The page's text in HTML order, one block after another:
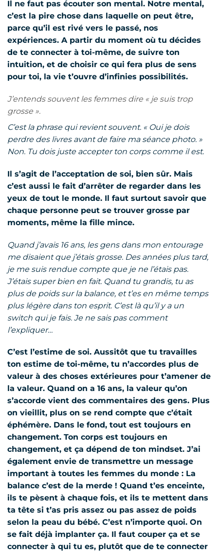
Il ne faut pas écouter son mental. Notre mental,
c’est la pire chose dans laquelle on peut être,
parce qu’il est rivé vers le passé, nos
expériences. A partir du moment où tu décides
de te connecter à toi-même, de suivre ton
intuition, et de choisir ce qui fera plus de sens
pour toi, la vie t’ouvre d’infinies possibilités.
J’entends souvent les femmes dire « je suis trop
grosse ».
C’est la phrase qui revient souvent. « Oui je dois
perdre des livres avant de faire ma séance photo. »
Non. Tu dois juste accepter ton corps comme il est.
Il s’agit de l’acceptation de soi, bien sûr. Mais
c’est aussi le fait d’arrêter de regarder dans les
yeux de tout le monde. Il faut surtout savoir que
chaque personne peut se trouver grosse par
moments, même la fille mince.
Quand j’avais 16 ans, les gens dans mon entourage
me disaient que j’étais grosse. Des années plus tard,
je me suis rendue compte que je ne l’étais pas.
J’étais super bien en fait. Quand tu grandis, tu as
plus de poids sur la balance, et t’es en même temps
plus légère dans ton esprit. C’est là qu’il y a un
switch qui je fais. Je ne sais pas comment
l’expliquer…
C’est l’estime de soi. Aussitôt que tu travailles
ton estime de toi-même, tu n’accordes plus de
valeur à des choses extérieures pour t’amener de
la valeur. Quand on a 16 ans, la valeur qu’on
s’accorde vient des commentaires des gens. Plus
on vieillit, plus on se rend compte que c’était
éphémère. Dans le fond, tout est toujours en
changement. Ton corps est toujours en
changement, et ça dépend de ton mindset. J’ai
également envie de transmettre un message
important à toutes les femmes du monde : La
balance c’est de la merde ! Quand t’es enceinte,
ils te pèsent à chaque fois, et ils te mettent dans
ta tête si t’as pris assez ou pas assez de poids
selon la peau du bébé. C’est n’importe quoi. On
se fait déjà implanter ça. Il faut couper ça et se
connecter à qui tu es, plutôt que de te connecter